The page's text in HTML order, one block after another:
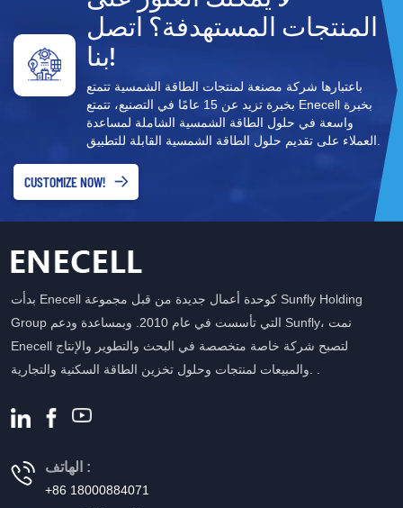
المنتجات المستهدفة؟ اتصل
بنا!
باعتبارها شركة مصنعة لمنتجات الطاقة الشمسية تتمتع
بخبرة تزيد عن 15 عامًا في التصنيع، تتمتع Enecell بخبرة
واسعة في حلول الطاقة الشمسية الشاملة لمساعدة
CUSTOMIZE NOW!
بدأت Enecell كوحدة أعمال جديدة من قبل مجموعة Sunfly Holding
Group التي تأسست في عام 2010. وبمساعدة ودعم Sunfly، نمت
Enecell لتصبح شركة خاصة متخصصة في البحث والتطوير والإنتاج
والمبيعات لمنتجات وحلول تخزين الطاقة السكنية والتجارية. .
الهاتف :
+86 18000884071